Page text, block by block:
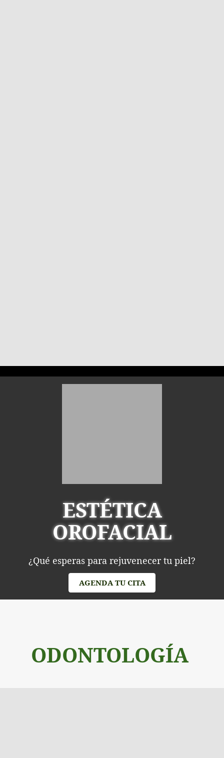
ESTÉTICA
OROFACIAL
¿Qué esperas para rejuvenecer tu piel?
AGENDA TU CITA
ODONTOLOGÍA